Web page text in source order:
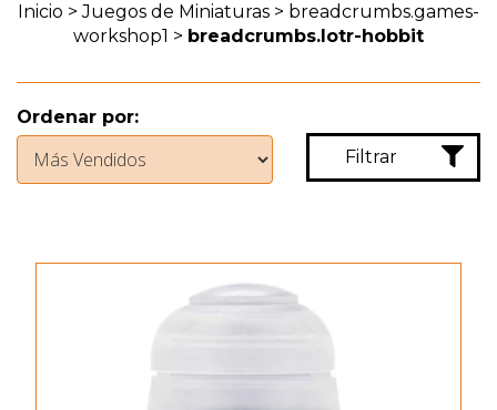
Inicio > Juegos de Miniaturas > breadcrumbs.games-
workshop1 > breadcrumbs.lotr-hobbit
Ordenar por:
Filtrar